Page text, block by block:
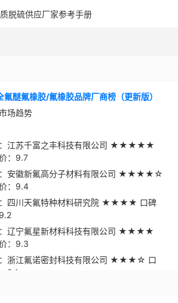
脱硫供应厂家参考手册
醚氟橡胶/氟橡胶品牌厂商榜（更新版）
场趋势
江苏千富之丰科技有限公司 ★★★★★
：9.7
安徽新氟高分子材料有限公司 ★★★★☆
：9.4
四川天氟特种材料研究院 ★★★★ 口碑
辽宁氟星新材料科技有限公司 ★★★★
：9.3
浙江氟诺密封科技有限公司 ★★★☆ 口
9.1